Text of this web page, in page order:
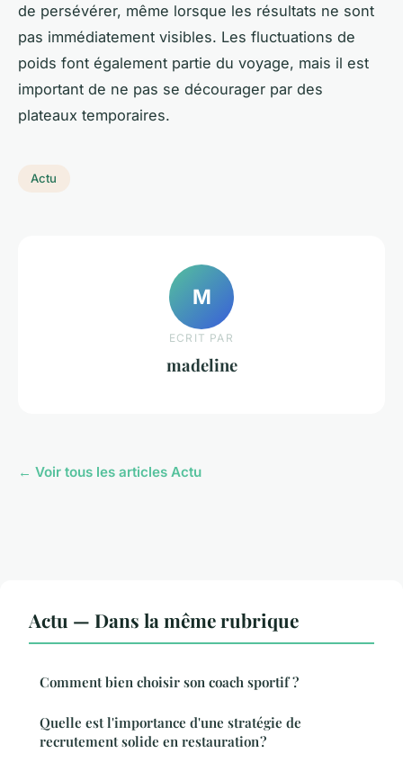
de persévérer, même lorsque les résultats ne sont
pas immédiatement visibles. Les fluctuations de
poids font également partie du voyage, mais il est
important de ne pas se décourager par des
plateaux temporaires.
Actu
M
ECRIT PAR
madeline
← Voir tous les articles Actu
Actu — Dans la même rubrique
Comment bien choisir son coach sportif ?
Quelle est l'importance d'une stratégie de
recrutement solide en restauration ?